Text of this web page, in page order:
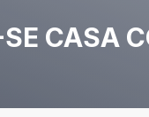
CASA